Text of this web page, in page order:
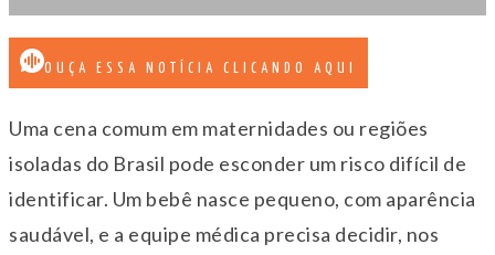
OUÇA ESSA NOTÍCIA CLICANDO AQUI
Uma cena comum em maternidades ou regiões
isoladas do Brasil pode esconder um risco difícil de
identificar. Um bebê nasce pequeno, com aparência
saudável, e a equipe médica precisa decidir, nos